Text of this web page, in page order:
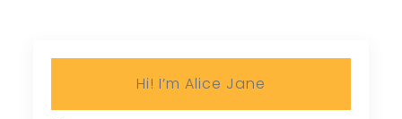
Hi! I’m Alice Jane